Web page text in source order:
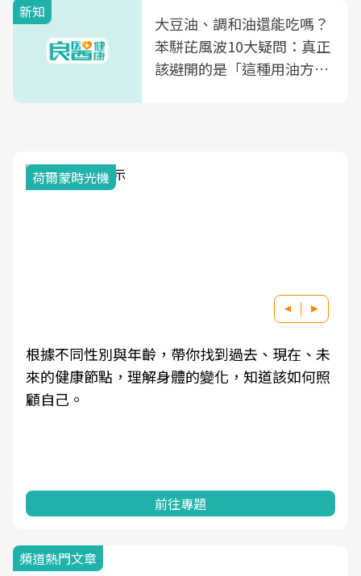
新知
大豆油、調和油還能吃嗎？
苯駢芘風波10大疑問：真正
該避開的是「這種用油方
荷爾蒙時光機
根據不同性別與年齡，帶你找到過去、現在、未
來的健康節點，理解身體的變化，知道該如何照
顧自己。
前往專題
頻道熱門文章